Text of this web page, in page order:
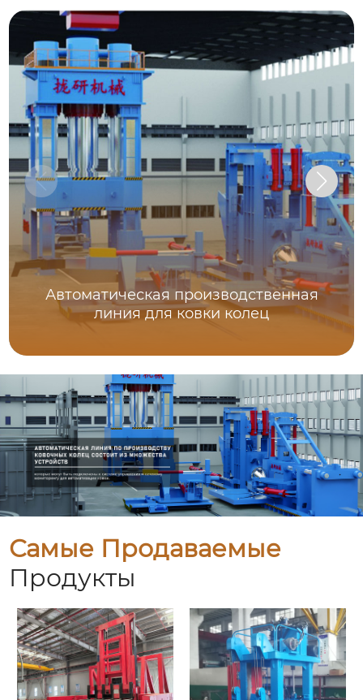
Автоматическая производственная
линия для ковки колец
Самые Продаваемые
Продукты